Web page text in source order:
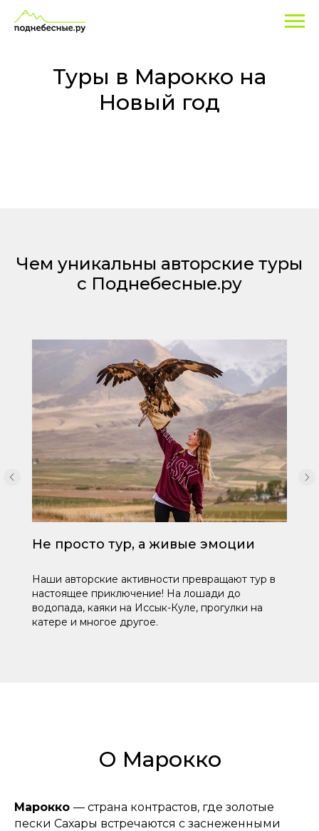
Туры
МароккоТуры в Марокко на
Новый год
Чем уникальны авторские туры
с Поднебесные.ру
Не просто тур, а живые эмоции
Наши авторские активности превращают тур в
настоящее приключение! На лошади до
водопада, каяки на Иссык-Куле, прогулки на
катере и многое другое.
О Марокко
Марокко — страна контрастов, где золотые
пески Сахары встречаются с заснеженными